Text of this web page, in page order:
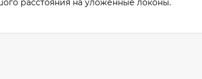
расстояния на уложенные локоны.